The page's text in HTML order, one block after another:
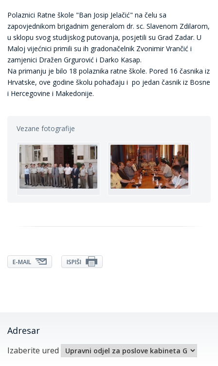
Polaznici Ratne škole "Ban Josip Jelačić" na čelu sa
zapovjednikom brigadnim generalom dr. sc. Slavenom Zdilarom,
u sklopu svog studijskog putovanja, posjetili su Grad Zadar. U
Maloj vijećnici primili su ih gradonačelnik Zvonimir Vrančić i
zamjenici Dražen Grgurović i Darko Kasap.
Na primanju je bilo 18 polaznika ratne škole. Pored 16 časnika iz
Hrvatske, ove godine školu pohađaju i po jedan časnik iz Bosne
i Hercegovine i Makedonije.
Vezane fotografije
E-MAIL ISPIŠI
Adresar
Izaberite ured